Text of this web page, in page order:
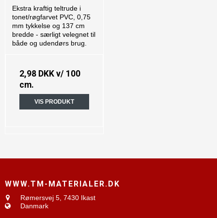
Ekstra kraftig teltrude i
tonet/røgfarvet PVC, 0,75
mm tykkelse og 137 cm
bredde - særligt velegnet til
både og udendørs brug.
2,98 DKK v/ 100
cm.
VIS PRODUKT
WWW.TM-MATERIALER.DK
Rømersvej 5, 7430 Ikast
Danmark